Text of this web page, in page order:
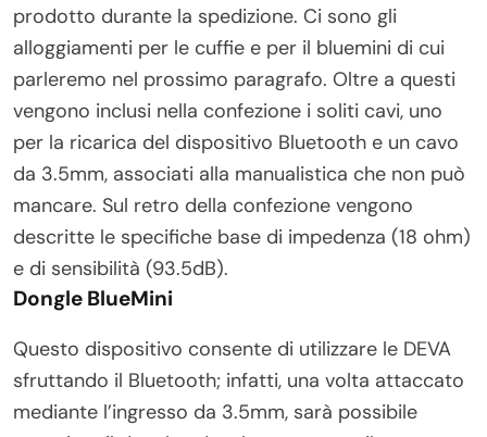
prodotto durante la spedizione. Ci sono gli
alloggiamenti per le cuffie e per il bluemini di cui
parleremo nel prossimo paragrafo. Oltre a questi
vengono inclusi nella confezione i soliti cavi, uno
per la ricarica del dispositivo Bluetooth e un cavo
da 3.5mm, associati alla manualistica che non può
mancare. Sul retro della confezione vengono
descritte le specifiche base di impedenza (18 ohm)
e di sensibilità (93.5dB).
Dongle BlueMini
Questo dispositivo consente di utilizzare le DEVA
sfruttando il Bluetooth; infatti, una volta attaccato
mediante l’ingresso da 3.5mm, sarà possibile